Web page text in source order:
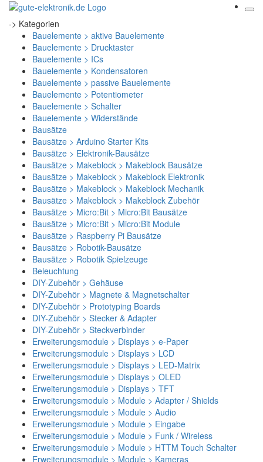
-> Kategorien
Bauelemente > aktive Bauelemente
Bauelemente > Drucktaster
Bauelemente > ICs
Bauelemente > Kondensatoren
Bauelemente > passive Bauelemente
Bauelemente > Potentiometer
Bauelemente > Schalter
Bauelemente > Widerstände
Bausätze
Bausätze > Arduino Starter Kits
Bausätze > Elektronik-Bausätze
Bausätze > Makeblock > Makeblock Bausätze
Bausätze > Makeblock > Makeblock Elektronik
Bausätze > Makeblock > Makeblock Mechanik
Bausätze > Makeblock > Makeblock Zubehör
Bausätze > Micro:Bit > Micro:Bit Bausätze
Bausätze > Micro:Bit > Micro:Bit Module
Bausätze > Raspberry Pi Bausätze
Bausätze > Robotik-Bausätze
Bausätze > Robotik Spielzeuge
Beleuchtung
DIY-Zubehör > Gehäuse
DIY-Zubehör > Magnete & Magnetschalter
DIY-Zubehör > Prototyping Boards
DIY-Zubehör > Stecker & Adapter
DIY-Zubehör > Steckverbinder
Erweiterungsmodule > Displays > e-Paper
Erweiterungsmodule > Displays > LCD
Erweiterungsmodule > Displays > LED-Matrix
Erweiterungsmodule > Displays > OLED
Erweiterungsmodule > Displays > TFT
Erweiterungsmodule > Module > Adapter / Shields
Erweiterungsmodule > Module > Audio
Erweiterungsmodule > Module > Eingabe
Erweiterungsmodule > Module > Funk / Wireless
Erweiterungsmodule > Module > HTTM Touch Schalter
Erweiterungsmodule > Module > Kameras